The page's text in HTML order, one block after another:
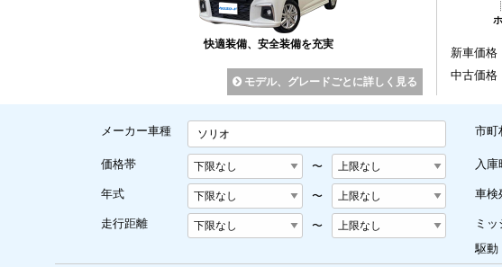
快適装備、安全装備を充実
モデル、グレードごとに詳しく見る
新車価格
中古価格
メーカー車種 ソリオ
価格帯 〜
年式 〜
走行距離 〜
市町
入庫
車検
ミ
駆動